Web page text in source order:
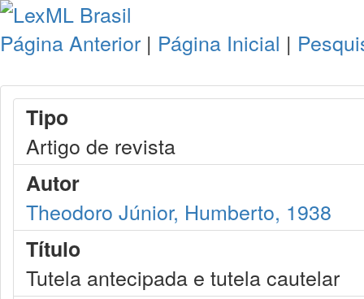
Página Anterior | Página Inicial |
Tipo
Artigo de revista
Autor
Theodoro Júnior, Humberto, 1938
Título
Tutela antecipada e tutela cautelar